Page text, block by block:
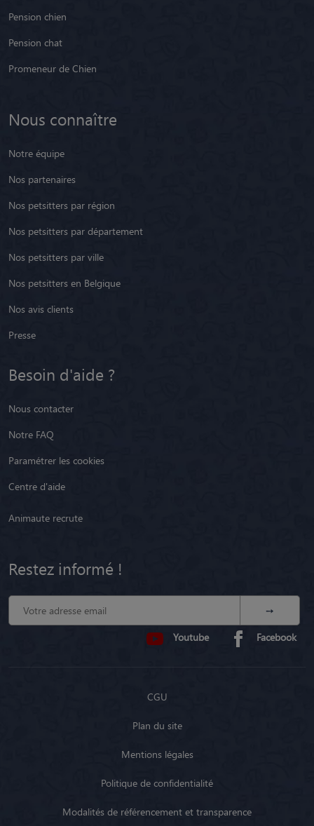
Pension chien
Pension chat
Promeneur de Chien
Nous connaître
Notre équipe
Nos partenaires
Nos petsitters par région
Nos petsitters par département
Nos petsitters par ville
Nos petsitters en Belgique
Nos avis clients
Presse
Besoin d'aide ?
Nous contacter
Notre FAQ
Paramétrer les cookies
Centre d'aide
Animaute recrute
Restez informé !
Youtube Facebook
CGU
Plan du site
Mentions légales
Politique de confidentialité
Modalités de référencement et transparence